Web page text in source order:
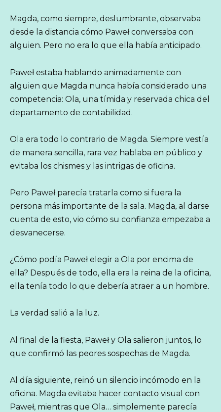
Magda, como siempre, deslumbrante, observaba
desde la distancia cómo Paweł conversaba con
alguien. Pero no era lo que ella había anticipado.
Paweł estaba hablando animadamente con
alguien que Magda nunca había considerado una
competencia: Ola, una tímida y reservada chica del
departamento de contabilidad.
Ola era todo lo contrario de Magda. Siempre vestía
de manera sencilla, rara vez hablaba en público y
evitaba los chismes y las intrigas de oficina.
Pero Paweł parecía tratarla como si fuera la
persona más importante de la sala. Magda, al darse
cuenta de esto, vio cómo su confianza empezaba a
desvanecerse.
¿Cómo podía Paweł elegir a Ola por encima de
ella? Después de todo, ella era la reina de la oficina,
ella tenía todo lo que debería atraer a un hombre.
La verdad salió a la luz.
Al final de la fiesta, Paweł y Ola salieron juntos, lo
que confirmó las peores sospechas de Magda.
Al día siguiente, reinó un silencio incómodo en la
oficina. Magda evitaba hacer contacto visual con
Paweł, mientras que Ola… simplemente parecía